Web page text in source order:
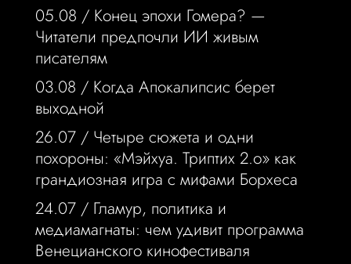
05.08 / Конец эпохи Гомера? —
Читатели предпочли ИИ живым
писателям
03.08 / Когда Апокалипсис берет
выходной
26.07 / Четыре сюжета и одни
похороны: «Мэйхуа. Триптих 2.o» как
грандиозная игра с мифами Борхеса
24.07 / Гламур, политика и
медиамагнаты: чем удивит программа
Венецианского кинофестиваля